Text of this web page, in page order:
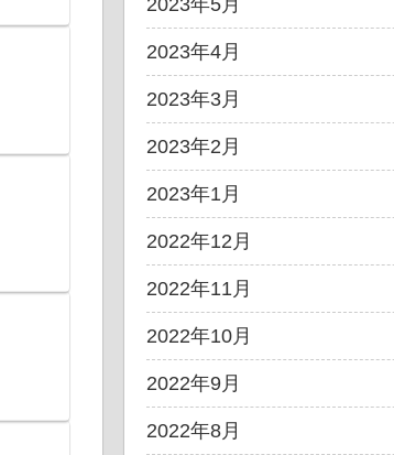
2023年5月
2023年4月
2023年3月
2023年2月
2023年1月
2022年12月
2022年11月
2022年10月
2022年9月
2022年8月